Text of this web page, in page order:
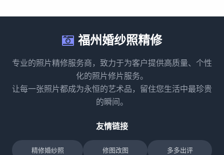
福州婚纱照精修
专业的照片精修服务商，致力于为客户提供高质量、个性
化的照片修片服务。
让每一张照片都成为永恒的艺术品，留住您生活中最珍贵
的瞬间。
友情链接
精修婚纱照 修图改图 多多出评